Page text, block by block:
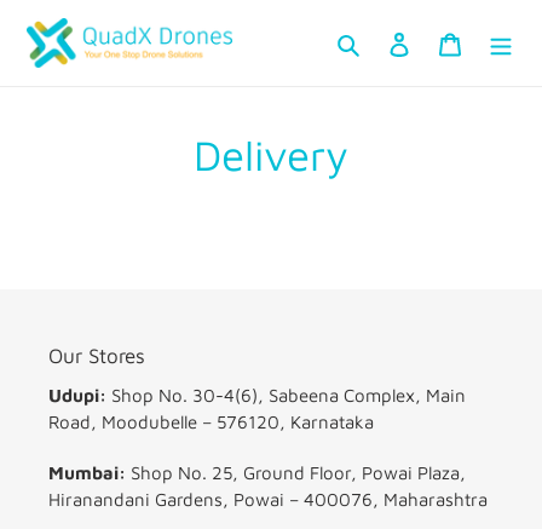
ವಿಷಯಕ್ಕೆ
ತೆರಳಿ
ಹುಡುಕಿ Kannada
ಲಾಗ್ ಇನ್ ಮಾಡಿ
ಕಾರ್ಟ್
Delivery
Our Stores
Udupi: Shop No. 30-4(6), Sabeena Complex, Main
Road, Moodubelle – 576120, Karnataka
Mumbai: Shop No. 25, Ground Floor, Powai Plaza,
Hiranandani Gardens, Powai – 400076, Maharashtra